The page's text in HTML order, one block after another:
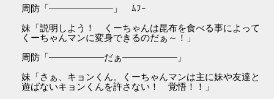
周防「―――――――」 ﾑﾌｰ
妹「説明しよう！ くーちゃんは昆布を食べる事によって
くーちゃんマンに変身できるのだぁ～！」
周防「――――――だぁ――――――」
妹「さぁ、キョンくん。くーちゃんマンは主に妹や友達と
遊ばないキョンくんを許さない！ 覚悟！！」